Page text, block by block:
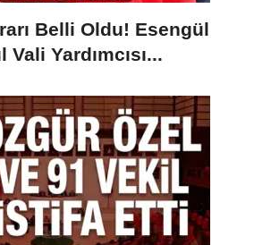
Belli Oldu! Esengül
Yardımcısı...